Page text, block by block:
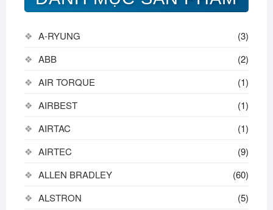
A-RYUNG
(3)
ABB
(2)
AIR TORQUE
(1)
AIRBEST
(1)
AIRTAC
(1)
AIRTEC
(9)
ALLEN BRADLEY
(60)
ALSTRON
(5)